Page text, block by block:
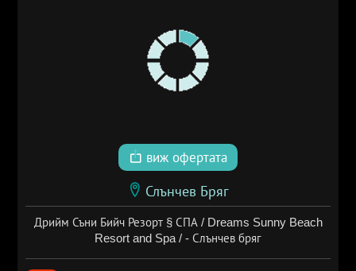
виж офертата
Слънчев Бряг
Дрийм Съни Бийч Резорт § СПА / Dreams Sunny Beach
Resort and Spa / - Слънчев бряг